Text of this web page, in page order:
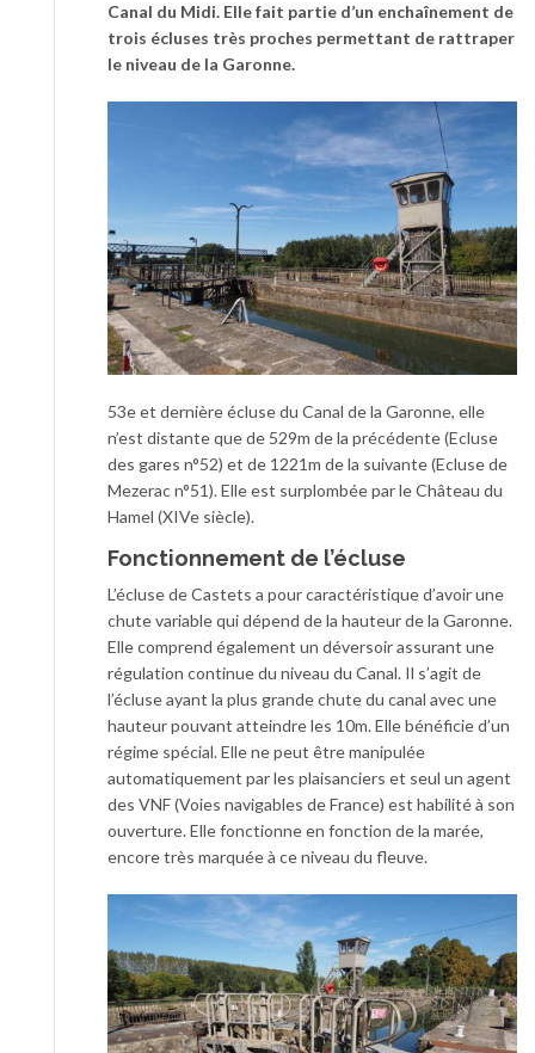
Canal du Midi. Elle fait partie d’un enchaînement de
trois écluses très proches permettant de rattraper
le niveau de la Garonne.
53e et dernière écluse du Canal de la Garonne, elle
n’est distante que de 529m de la précédente (Ecluse
des gares n°52) et de 1221m de la suivante (Ecluse de
Mezerac n°51). Elle est surplombée par le Château du
Hamel (XIVe siècle).
Fonctionnement de l’écluse
L’écluse de Castets a pour caractéristique d’avoir une
chute variable qui dépend de la hauteur de la Garonne.
Elle comprend également un déversoir assurant une
régulation continue du niveau du Canal. Il s’agit de
l’écluse ayant la plus grande chute du canal avec une
hauteur pouvant atteindre les 10m. Elle bénéficie d’un
régime spécial. Elle ne peut être manipulée
automatiquement par les plaisanciers et seul un agent
des VNF (Voies navigables de France) est habilité à son
ouverture. Elle fonctionne en fonction de la marée,
encore très marquée à ce niveau du fleuve.